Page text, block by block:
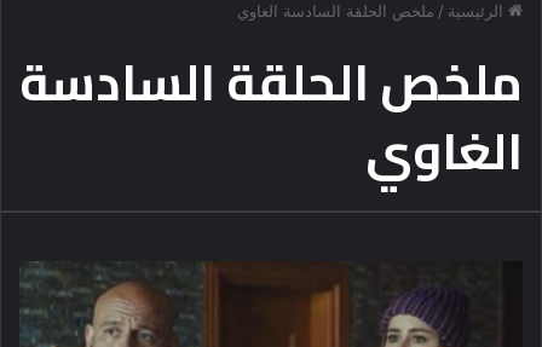
الرئيسية / ملخص الحلقة السادسة الغاوي
ملخص الحلقة السادسة
الغاوي